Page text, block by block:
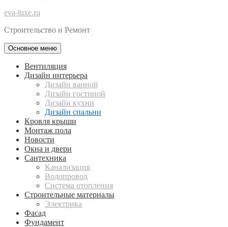
eva-luxe.ru
Строительство и Ремонт
Основное меню
Вентиляция
Дизайн интерьера
Дизайн ванной
Дизайн гостиной
Дизайн кухни
Дизайн спальни
Кровля крыши
Монтаж пола
Новости
Окна и двери
Сантехника
Канализация
Водопровод
Система отопления
Строительные материалы
Электрика
Фасад
Фундамент